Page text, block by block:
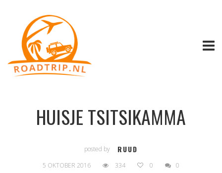
HUISJE TSITSIKAMMA
posted by RUUD
5 OKTOBER 2016 334 0 0